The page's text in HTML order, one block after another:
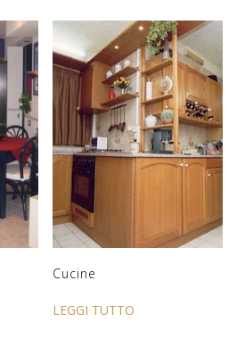
Cucine
LEGGI TUTTO